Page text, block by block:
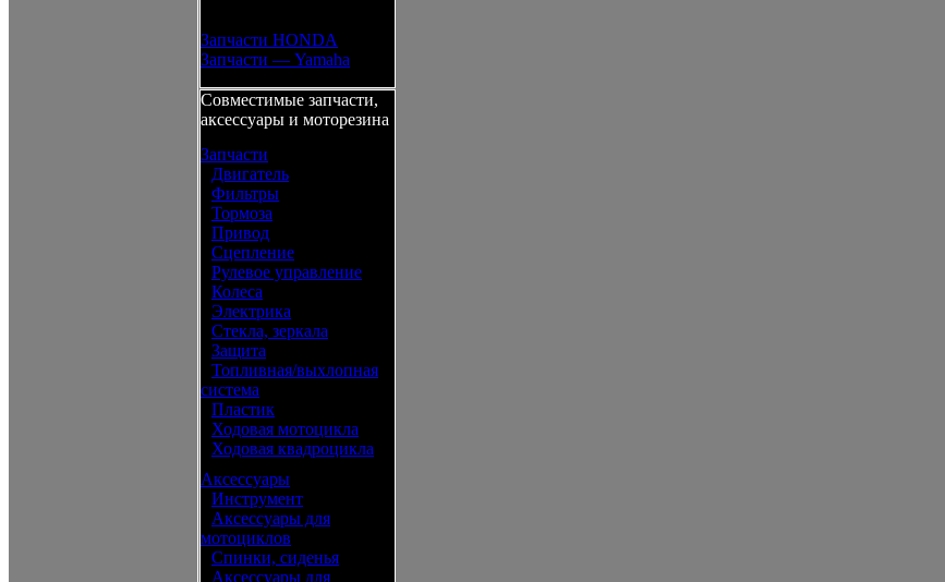
Запчасти HONDA
Запчасти — Yamaha
Совместимые запчасти,
аксессуары и моторезина
Запчасти
Двигатель
Фильтры
Тормоза
Привод
Сцепление
Рулевое управление
Колеса
Электрика
Стекла, зеркала
Защита
Топливная/выхлопная
система
Пластик
Ходовая мотоцикла
Ходовая квадроцикла
Аксессуары
Инструмент
Аксессуары для
мотоциклов
Спинки, сиденья
Аксессуары для